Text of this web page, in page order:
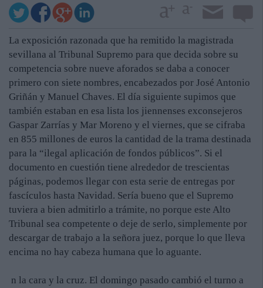
La exposición razonada que ha remitido la magistrada
sevillana al Tribunal Supremo para que decida sobre su
competencia sobre nueve aforados se daba a conocer
primero con siete nombres, encabezados por José Antonio
Griñán y Manuel Chaves. El día siguiente supimos que
también estaban en esa lista los jiennenses exconsejeros
Gaspar Zarrías y Mar Moreno y el viernes, que se cifraba
en 855 millones de euros la cantidad de la trama destinada
para la “ilegal aplicación de fondos públicos”. Si el
documento en cuestión tiene alrededor de trescientas
páginas, podemos llegar con esta serie de entregas por
fascículos hasta Navidad. Sería bueno que el Supremo
tuviera a bien admitirlo a trámite, no porque este Alto
Tribunal sea competente o deje de serlo, simplemente por
descargar de trabajo a la señora juez, porque lo que lleva
encima no hay cabeza humana que lo aguante.
n la cara y la cruz. El domingo pasado cambió el turno a